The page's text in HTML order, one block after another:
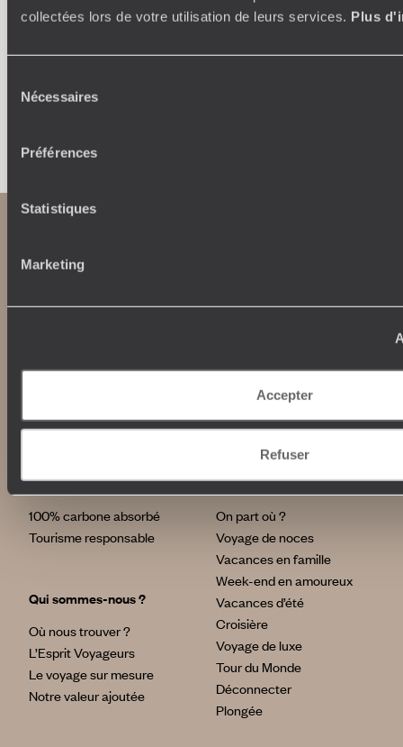
collectées lors de votre utilisation de leurs services. Plus
Nécessaires
Préférences
Statistiques
Marketing
Accepter
Refuser
inspirent et créent un voyage ultra-personnalisé :
étapes, hébergements, ateliers, rencontres…
Nos engagements
100% carbone absorbé
Tourisme responsable
Qui sommes-nous ?
Où nous trouver ?
L’Esprit Voyageurs
Le voyage sur mesure
Notre valeur ajoutée
Idées voyages
On part où ?
Voyage de noces
Vacances en famille
Week-end en amoureux
Vacances d’été
Croisière
Voyage de luxe
Tour du Monde
Déconnecter
Plongée